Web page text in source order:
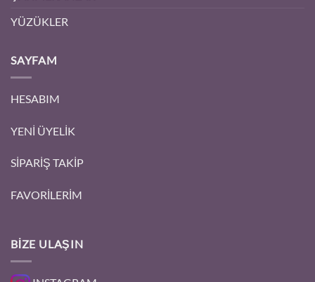
YÜZÜKLER
SAYFAM
HESABIM
YENİ ÜYELİK
SİPARİŞ TAKİP
FAVORİLERİM
BIZE ULAŞIN